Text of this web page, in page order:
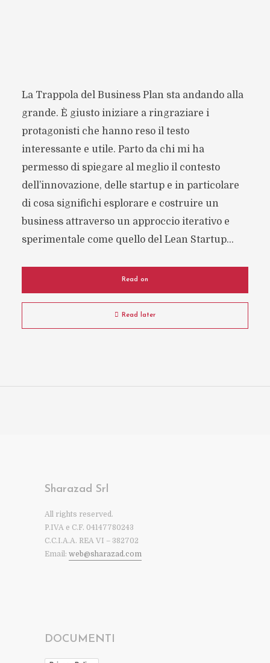
La Trappola del Business Plan sta andando alla
grande. È giusto iniziare a ringraziare i
protagonisti che hanno reso il testo
interessante e utile. Parto da chi mi ha
permesso di spiegare al meglio il contesto
dell’innovazione, delle startup e in particolare
di cosa significhi esplorare e costruire un
business attraverso un approccio iterativo e
sperimentale come quello del Lean Startup...
Read on
Read later
Sharazad Srl
All rights reserved.
P.IVA e C.F. 04147780243
C.C.I.A.A. REA VI – 382702
Email: web@sharazad.com
DOCUMENTI